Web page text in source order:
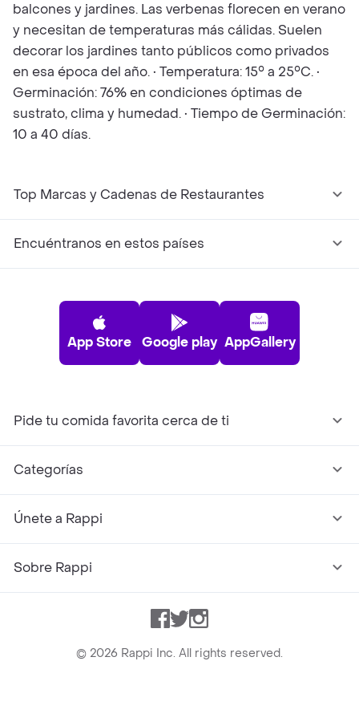
balcones y jardines. Las verbenas florecen en verano
y necesitan de temperaturas más cálidas. Suelen
decorar los jardines tanto públicos como privados
en esa época del año. • Temperatura: 15° a 25°C. •
Germinación: 76% en condiciones óptimas de
sustrato, clima y humedad. • Tiempo de Germinación:
10 a 40 días.
Top Marcas y Cadenas de Restaurantes
Encuéntranos en estos países
App Store Google play AppGallery
Pide tu comida favorita cerca de ti
Categorías
Únete a Rappi
Sobre Rappi
Facebook
TwitterInstagram
© 2026 Rappi Inc. All rights reserved.